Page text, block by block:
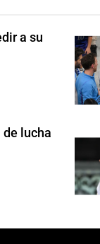
a su
de lucha